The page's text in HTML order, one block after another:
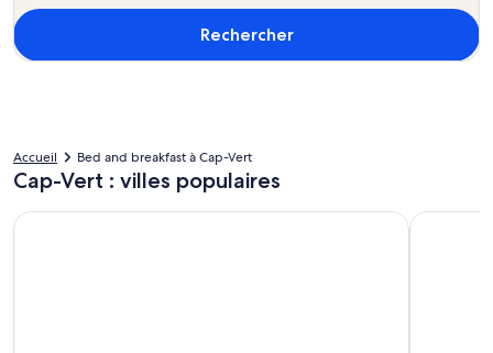
Rechercher
Accueil Bed and breakfast à Cap-Vert
Cap-Vert : villes populaires
Praia Sal